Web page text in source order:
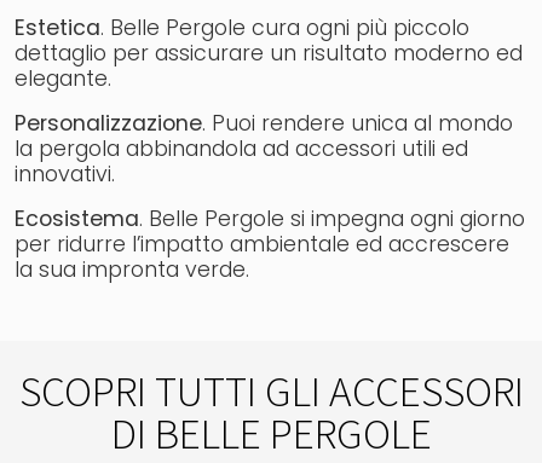
Estetica. Belle Pergole cura ogni più piccolo
dettaglio per assicurare un risultato moderno ed
elegante.
Personalizzazione. Puoi rendere unica al mondo
la pergola abbinandola ad accessori utili ed
innovativi.
Ecosistema. Belle Pergole si impegna ogni giorno
per ridurre l’impatto ambientale ed accrescere
la sua impronta verde.
SCOPRI TUTTI GLI ACCESSORI
DI BELLE PERGOLE